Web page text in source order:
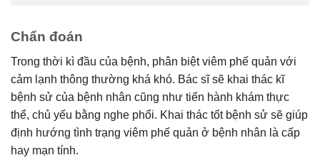
Chẩn đoán
Trong thời kì đầu của bệnh, phân biệt viêm phế quản với
cảm lạnh thông thường khá khó. Bác sĩ sẽ khai thác kĩ
bệnh sử của bệnh nhân cũng như tiến hành khám thực
thể, chủ yếu bằng nghe phổi. Khai thác tốt bệnh sử sẽ giúp
định hướng tình trạng viêm phế quản ở bệnh nhân là cấp
hay mạn tính.